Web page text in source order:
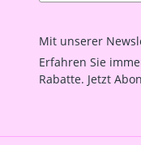
unsere
Mit unserer
Erfahren Sie
Rabatte. Jetzt